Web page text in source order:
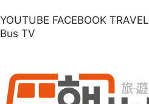
YOUTUBE FACEBOOK TRAVEL
Bus TV